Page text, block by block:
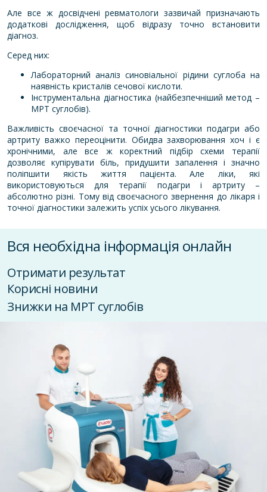
Але все ж досвідчені ревматологи зазвичай призначають
додаткові дослідження, щоб відразу точно встановити
діагноз.
Серед них:
Лабораторний аналіз синовіальної рідини суглоба на
наявність кристалів сечової кислоти.
Інструментальна діагностика (найбезпечніший метод –
МРТ суглобів).
Важливість своєчасної та точної діагностики подагри або
артриту важко переоцінити. Обидва захворювання хоч і є
хронічними, але все ж коректний підбір схеми терапії
дозволяє купірувати біль, придушити запалення і значно
поліпшити якість життя пацієнта. Але ліки, які
використовуються для терапії подагри і артриту –
абсолютно різні. Тому від своєчасного звернення до лікаря і
точної діагностики залежить успіх усього лікування.
Вся необхідна інформація онлайн
Отримати результат
Корисні новини
Знижки на МРТ суглобів